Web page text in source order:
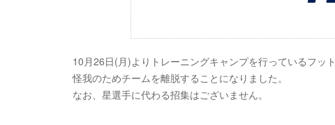
10月26日(月)よりトレーニングキャンプを行っているフッ
怪我のためチームを離脱することになりました。
なお、星選手に代わる招集はございません。